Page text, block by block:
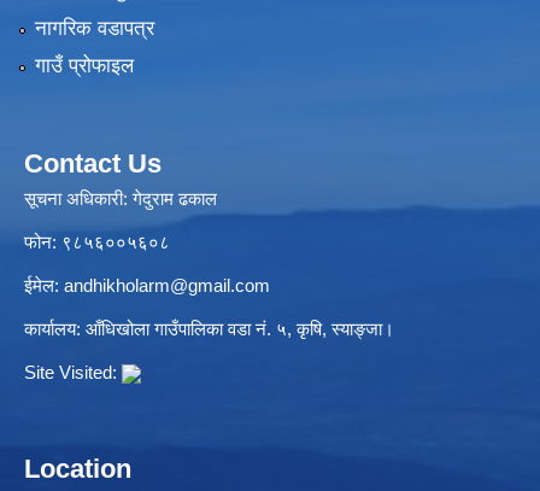
नागरिक वडापत्र
गाउँ प्रोफाइल
Contact Us
सूचना अधिकारी: गेदुराम ढकाल
फोन: ९८५६००५६०८
ईमेल: andhikholarm@gmail.com
कार्यालय: आँधिखोला गाउँपालिका वडा नं. ५, कृषि, स्याङ्जा।
Site Visited:
Location